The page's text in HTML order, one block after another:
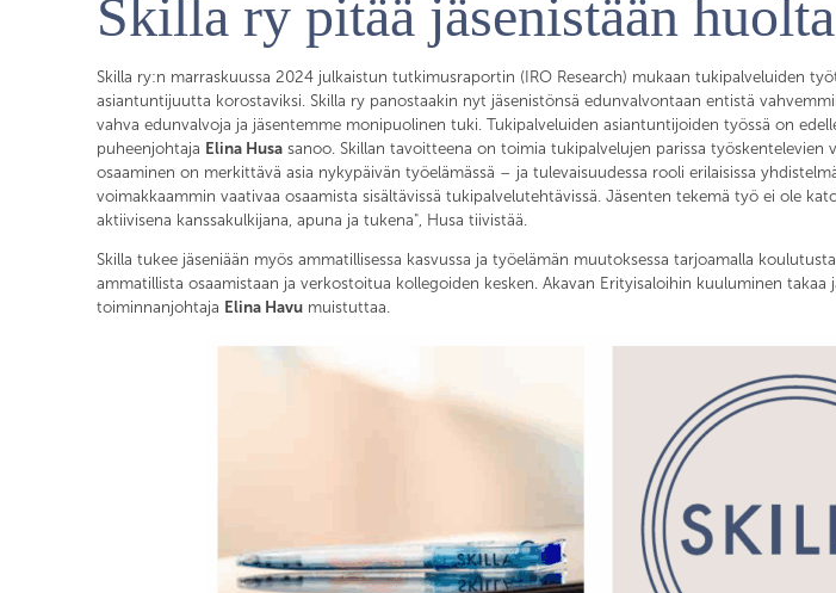
Skilla ry pitää jäsenistään huolta
Skilla ry:n marraskuussa 2024 julkaistun tutkimusraportin (IRO Research) mukaan tukipalveluiden
asiantuntijuutta korostaviksi. Skilla ry panostaakin nyt jäsenistönsä edunvalvontaan entistä
vahva edunvalvoja ja jäsentemme monipuolinen tuki. Tukipalveluiden asiantuntijoiden työssä on
puheenjohtaja Elina Husasanoo. Skillan tavoitteena on toimia tukipalvelujen parissa työskentelevien
osaaminen on merkittävä asia nykypäivän työelämässä – ja tulevaisuudessa rooli erilaisissa
voimakkaammin vaativaa osaamista sisältävissä tukipalvelutehtävissä. Jäsenten tekemä työ ei ole
aktiivisena kanssakulkijana, apuna ja tukena", Husa tiivistää.
Skilla tukee jäseniään myös ammatillisessa kasvussa ja työelämän muutoksessa tarjoamalla
ammatillista osaamistaan ja verkostoitua kollegoiden kesken. Akavan Erityisaloihin kuuluminen
toiminnanjohtaja Elina Havumuistuttaa.